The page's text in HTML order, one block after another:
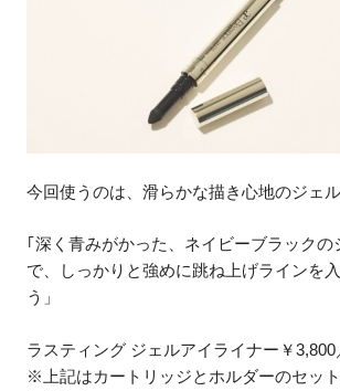
今回使うのは、滑らかな描き心地のジェル
｢深く青みがかった、ネイビーブラックの
で、しっかりと強めに跳ね上げラインを
う」
ラスティング ジェルアイライナー￥3,800
※上記はカートリッジとホルダーのセッ